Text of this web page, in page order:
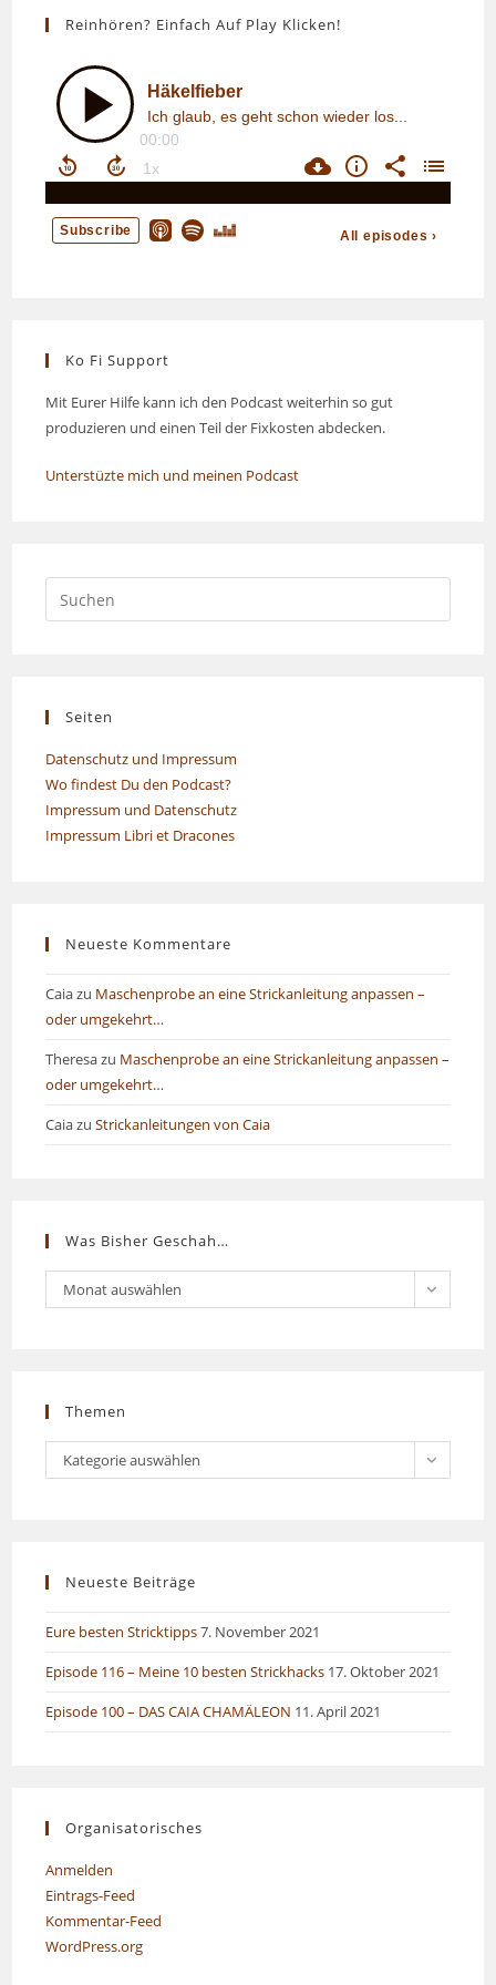
Reinhören? Einfach Auf Play Klicken!
Ko Fi Support
Mit Eurer Hilfe kann ich den Podcast weiterhin so gut
produzieren und einen Teil der Fixkosten abdecken.
Unterstüzte mich und meinen Podcast
Seiten
Datenschutz und Impressum
Wo findest Du den Podcast?
Impressum und Datenschutz
Impressum Libri et Dracones
Neueste Kommentare
Caiazu Maschenprobe an eine Strickanleitung anpassen –
oder umgekehrt…
Theresazu Maschenprobe an eine Strickanleitung anpassen –
oder umgekehrt…
CaiazuStrickanleitungen von Caia
Was Bisher Geschah…
Was
bisher
Monat auswählen
Themen
Themen
Kategorie auswählen
Neueste Beiträge
Eure besten Stricktipps7. November 2021
Episode 116 – Meine 10 besten Strickhacks 17. Oktober 2021
Episode 100 – DAS CAIA CHAMÄLEON 11. April 2021
Organisatorisches
Anmelden
Eintrags-Feed
Kommentar-Feed
WordPress.org